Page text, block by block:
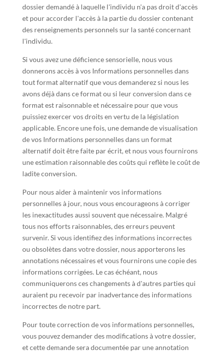
dossier demandé à laquelle l'individu n'a pas droit d'accès
et pour accorder l'accès à la partie du dossier contenant
des renseignements personnels sur la santé concernant
l'individu.
Si vous avez une déficience sensorielle, nous vous
donnerons accès à vos Informations personnelles dans
tout format alternatif que vous demanderez si nous les
avons déjà dans ce format ou si leur conversion dans ce
format est raisonnable et nécessaire pour que vous
puissiez exercer vos droits en vertu de la législation
applicable. Encore une fois, une demande de visualisation
de vos Informations personnelles dans un format
alternatif doit être faite par écrit, et nous vous fournirons
une estimation raisonnable des coûts qui reflète le coût de
ladite conversion.
Pour nous aider à maintenir vos informations
personnelles à jour, nous vous encourageons à corriger
les inexactitudes aussi souvent que nécessaire. Malgré
tous nos efforts raisonnables, des erreurs peuvent
survenir. Si vous identifiez des informations incorrectes
ou obsolètes dans votre dossier, nous apporterons les
annotations nécessaires et vous fournirons une copie des
informations corrigées. Le cas échéant, nous
communiquerons ces changements à d'autres parties qui
auraient pu recevoir par inadvertance des informations
incorrectes de notre part.
Pour toute correction de vos informations personnelles,
vous pouvez demander des modifications à votre dossier,
et cette demande sera documentée par une annotation